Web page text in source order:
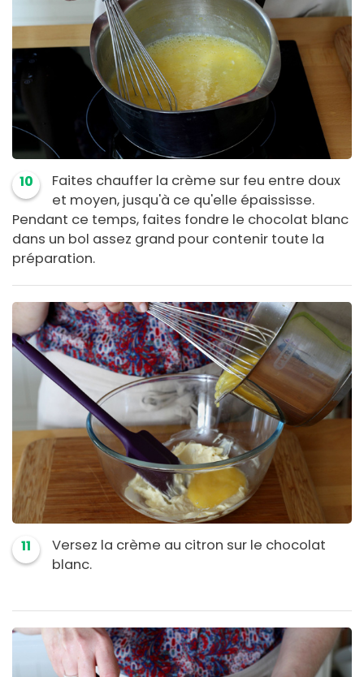
10
Faites chauffer la crème sur feu entre doux
et moyen, jusqu'à ce qu'elle épaississe.
Pendant ce temps, faites fondre le chocolat blanc
dans un bol assez grand pour contenir toute la
préparation.
11
Versez la crème au citron sur le chocolat
blanc.